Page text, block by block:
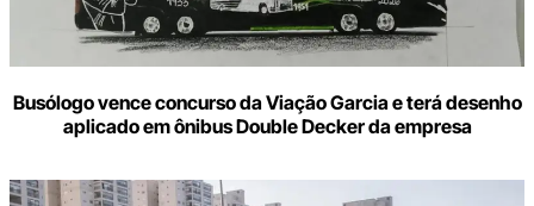
Busólogo vence concurso da Viação Garcia e terá desenho
aplicado em ônibus Double Decker da empresa